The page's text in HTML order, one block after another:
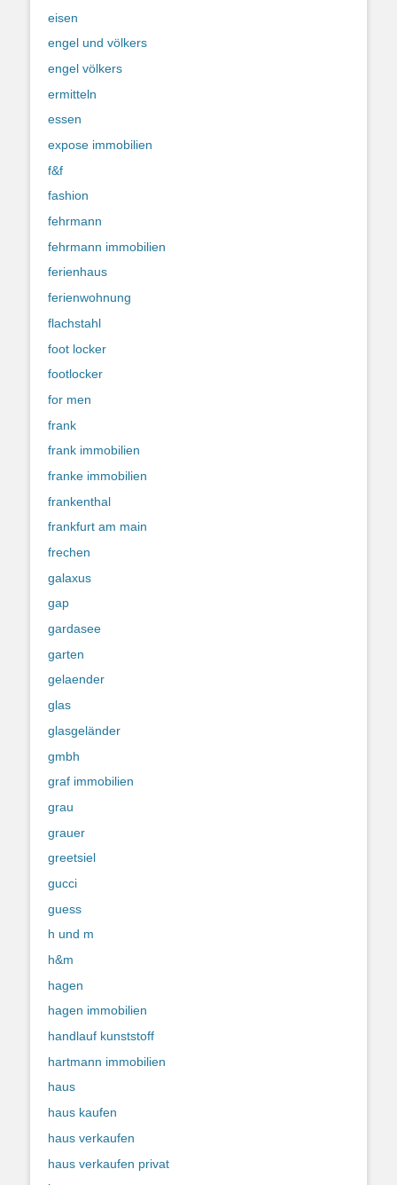
eisen
engel und völkers
engel völkers
ermitteln
essen
expose immobilien
f&f
fashion
fehrmann
fehrmann immobilien
ferienhaus
ferienwohnung
flachstahl
foot locker
footlocker
for men
frank
frank immobilien
franke immobilien
frankenthal
frankfurt am main
frechen
galaxus
gap
gardasee
garten
gelaender
glas
glasgeländer
gmbh
graf immobilien
grau
grauer
greetsiel
gucci
guess
h und m
h&m
hagen
hagen immobilien
handlauf kunststoff
hartmann immobilien
haus
haus kaufen
haus verkaufen
haus verkaufen privat